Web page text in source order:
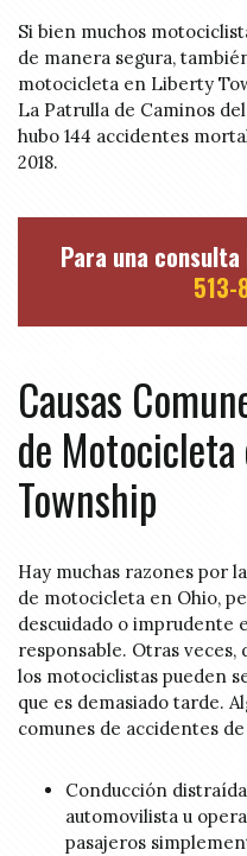
Si bien muchos
de manera segura,
motocicleta en Liberty
La Patrulla de Caminos
hubo 144 accidentes
2018.
Para una
Causas
de
Township
Hay muchas razones por
de motocicleta en Ohio,
descuidado o imprudente
responsable. Otras veces,
los motociclistas pueden
que es demasiado tarde.
comunes de accidentes
Conducción
automovilista u
pasajeros